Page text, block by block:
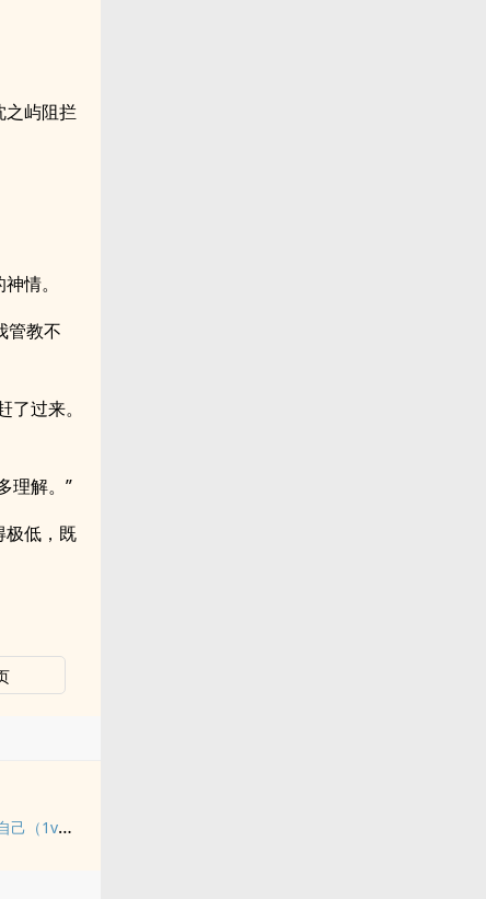
之屿阻拦
情。
管教不
过来。
理解。”
极低，既
她决定宴请年少时的自己（1v1H）